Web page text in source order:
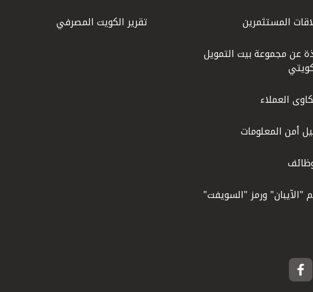
المستثمرين
عن مجموعة بيت التمويل
العملاء
أمن المعلومات
"الآيبان" ورمز "السويفت"
تقرير الكويت المصرفي